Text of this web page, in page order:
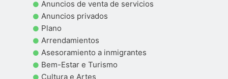
Anuncios de venta de servicios
Anuncios privados
Plano
Arrendamientos
Asesoramiento a inmigrantes
Bem-Estar e Turismo
Cultura e Artes